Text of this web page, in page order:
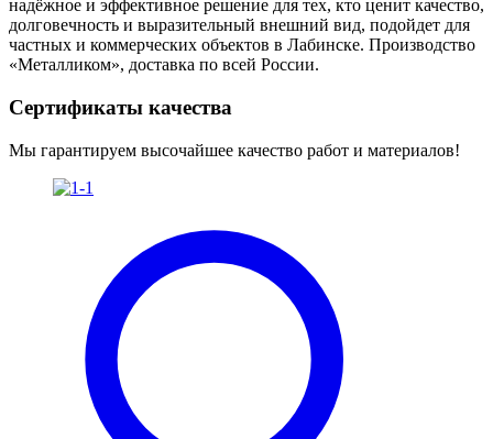
надёжное и эффективное решение для тех, кто ценит качество,
долговечность и выразительный внешний вид, подойдет для
частных и коммерческих объектов в Лабинске. Производство
«Металликом», доставка по всей России.
Сертификаты качества
Мы гарантируем высочайшее качество работ и материалов!